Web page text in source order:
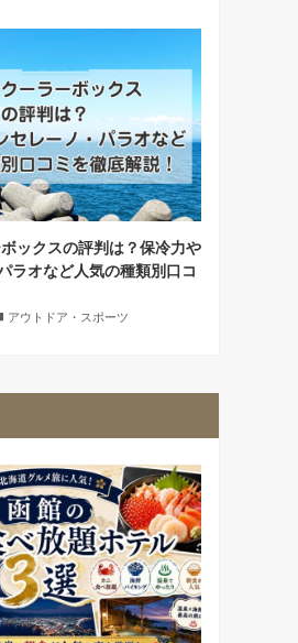
ックスの評判は？保冷力や
ラオなど人気の種類別口コ
アウトドア・スポーツ